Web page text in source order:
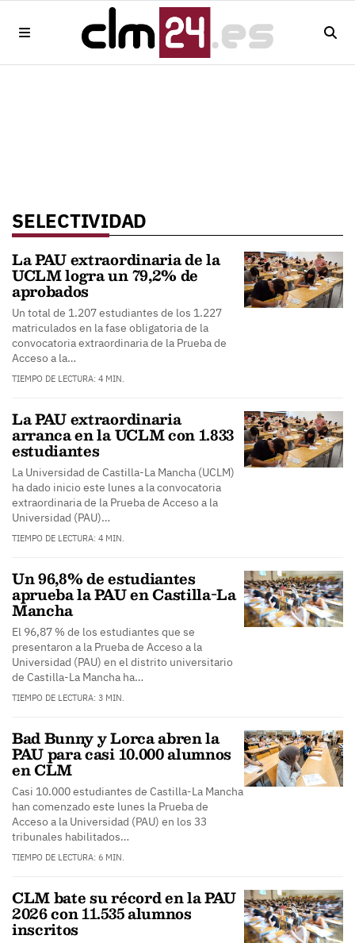
SELECTIVIDAD
La PAU extraordinaria de la
UCLM logra un 79,2% de
aprobados
Un total de 1.207 estudiantes de los 1.227
matriculados en la fase obligatoria de la
convocatoria extraordinaria de la Prueba de
Acceso a la…
TIEMPO DE LECTURA: 4 MIN.
La PAU extraordinaria
arranca en la UCLM con 1.833
estudiantes
La Universidad de Castilla-La Mancha (UCLM)
ha dado inicio este lunes a la convocatoria
extraordinaria de la Prueba de Acceso a la
Universidad (PAU)…
TIEMPO DE LECTURA: 4 MIN.
Un 96,8% de estudiantes
aprueba la PAU en Castilla-La
Mancha
El 96,87 % de los estudiantes que se
presentaron a la Prueba de Acceso a la
Universidad (PAU) en el distrito universitario
de Castilla-La Mancha ha…
TIEMPO DE LECTURA: 3 MIN.
Bad Bunny y Lorca abren la
PAU para casi 10.000 alumnos
en CLM
Casi 10.000 estudiantes de Castilla-La Mancha
han comenzado este lunes la Prueba de
Acceso a la Universidad (PAU) en los 33
tribunales habilitados…
TIEMPO DE LECTURA: 6 MIN.
CLM bate su récord en la PAU
2026 con 11.535 alumnos
inscritos